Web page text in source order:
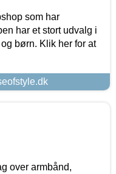
som har
har et stort udvalg i
børn. Klik her for at
over armbånd,